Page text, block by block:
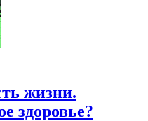
жизни.
здоровье?